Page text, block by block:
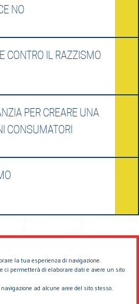
la tua esperienza di navigazione.
ci permetterà di elaborare dati e avere un sito
ad alcune aree del sito stesso.
NO
CONTRO IL RAZZISMO
PER CREARE UNA
CONSUMATORI